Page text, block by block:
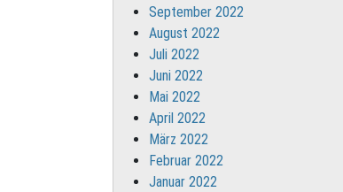
September 2022
August 2022
Juli 2022
Juni 2022
Mai 2022
April 2022
März 2022
Februar 2022
Januar 2022